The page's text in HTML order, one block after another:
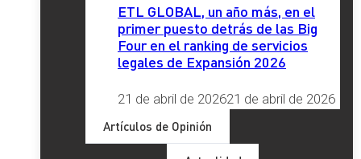
ETL GLOBAL, un año más, en el
primer puesto detrás de las Big
Four en el ranking de servicios
legales de Expansión 2026
21 de abril de 202621 de abril de 2026
Artículos de Opinión